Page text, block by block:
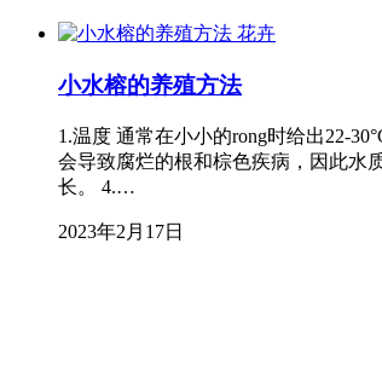
花卉
小水榕的养殖方法
1.温度 通常在小小的rong时给出22-
会导致腐烂的根和棕色疾病，因此水
长。 4.…
2023年2月17日